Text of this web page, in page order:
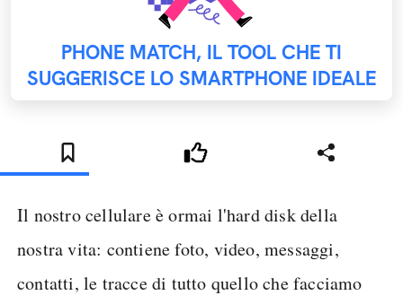
PHONE MATCH, IL TOOL CHE TI
SUGGERISCE LO SMARTPHONE IDEALE
Il nostro cellulare è ormai l'hard disk della
nostra vita: contiene foto, video, messaggi,
contatti, le tracce di tutto quello che facciamo